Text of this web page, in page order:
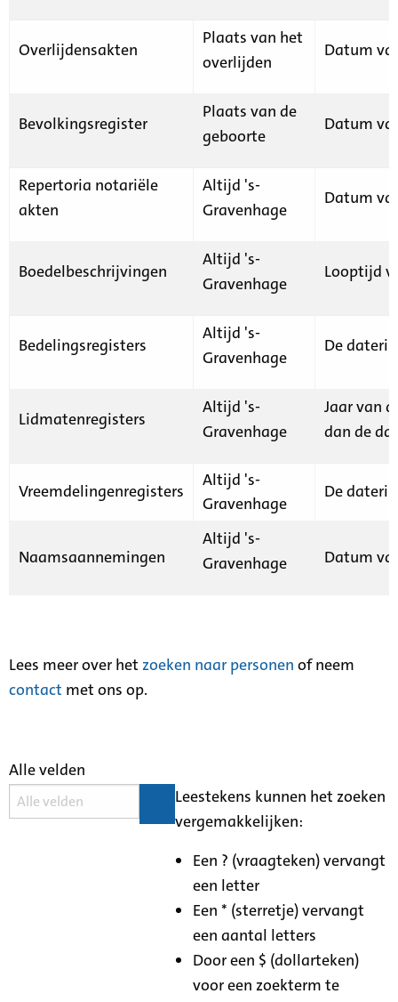
Overlijdensakten
Plaats van het
overlijden
Datum
Bevolkingsregister
Plaats van de
geboorte
Datum
Repertoria notariële
akten
Altijd 's-
Gravenhage
Datum
Boedelbeschrijvingen
Altijd 's-
Gravenhage
Looptijd
Bedelingsregisters
Altijd 's-
Gravenhage
De
Lidmatenregisters
Altijd 's-
Gravenhage
Jaar van
dan de
Vreemdelingenregisters
Altijd 's-
Gravenhage
De
Naamsaannemingen
Altijd 's-
Gravenhage
Datum
Lees meer over het zoeken naar personen of neem
contact met ons op.
Alle velden
Leestekens kunnen het zoeken
vergemakkelijken:
Een ? (vraagteken) vervangt
een letter
Een * (sterretje) vervangt
een aantal letters
Door een $ (dollarteken)
voor een zoekterm te